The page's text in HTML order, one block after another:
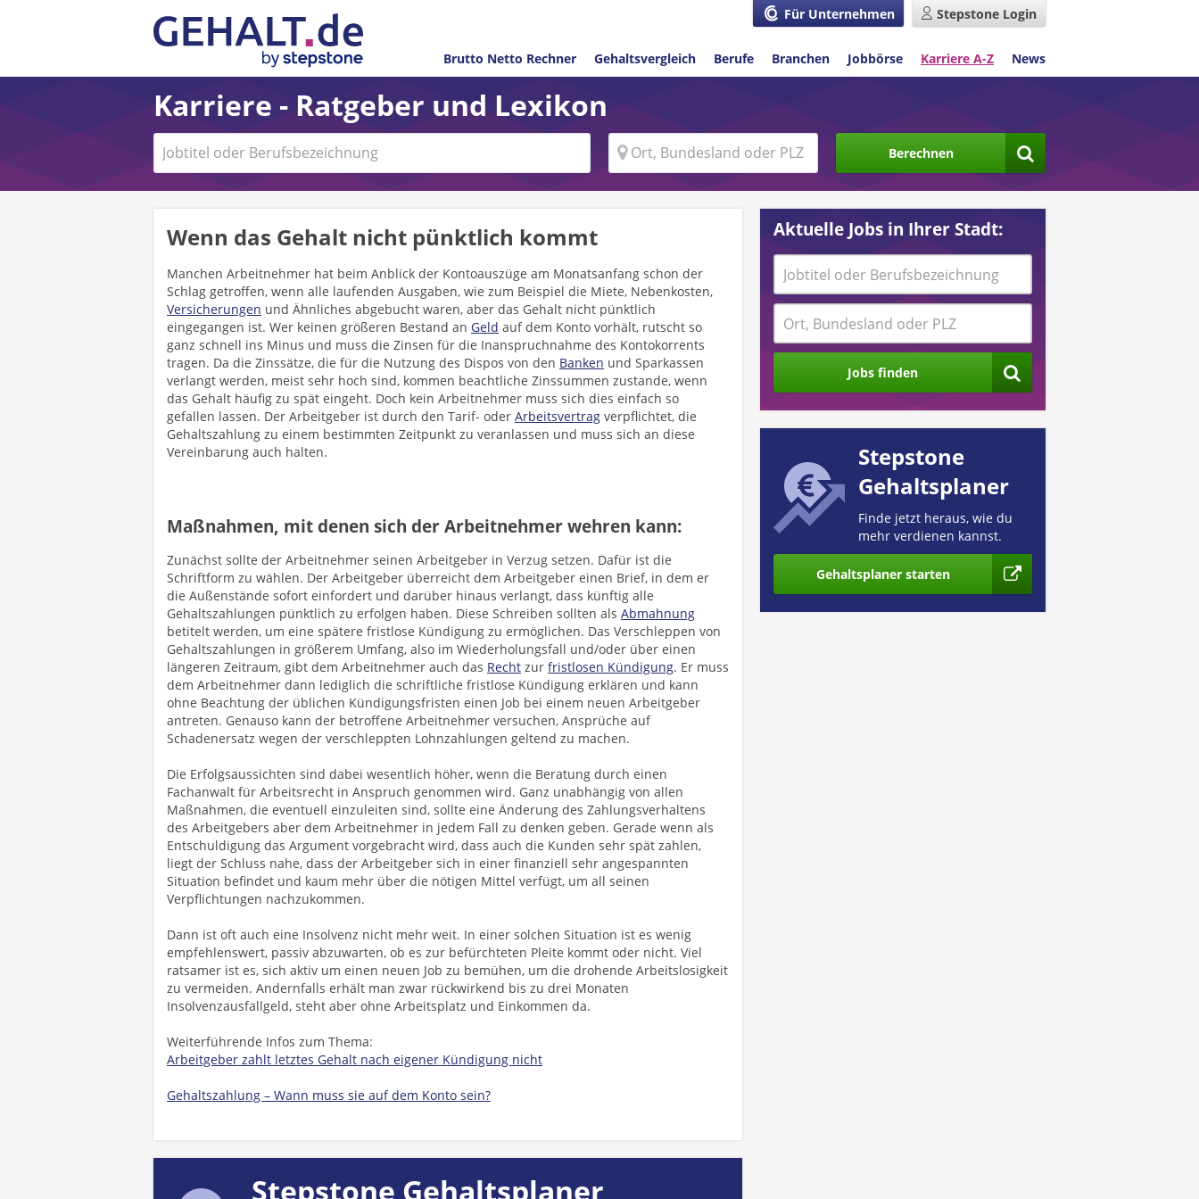
Für Unternehmen Stepstone Login
Brutto Netto Rechner Gehaltsvergleich Berufe Branchen Jobbörse Karriere A-Z News
Karriere - Ratgeber und Lexikon
Berechnen
Wenn das Gehalt nicht pünktlich kommt
Manchen Arbeitnehmer hat beim Anblick der Kontoauszüge am Monatsanfang schon der
Schlag getroffen, wenn alle laufenden Ausgaben, wie zum Beispiel die Miete, Nebenkosten,
Versicherungen und Ähnliches abgebucht waren, aber das Gehalt nicht pünktlich
eingegangen ist. Wer keinen größeren Bestand an Geld auf dem Konto vorhält, rutscht so
ganz schnell ins Minus und muss die Zinsen für die Inanspruchnahme des Kontokorrents
tragen. Da die Zinssätze, die für die Nutzung des Dispos von den Banken und Sparkassen
verlangt werden, meist sehr hoch sind, kommen beachtliche Zinssummen zustande, wenn
das Gehalt häufig zu spät eingeht. Doch kein Arbeitnehmer muss sich dies einfach so
gefallen lassen. Der Arbeitgeber ist durch den Tarif- oder Arbeitsvertrag verpflichtet, die
Gehaltszahlung zu einem bestimmten Zeitpunkt zu veranlassen und muss sich an diese
Vereinbarung auch halten.
Maßnahmen, mit denen sich der Arbeitnehmer wehren kann:
Zunächst sollte der Arbeitnehmer seinen Arbeitgeber in Verzug setzen. Dafür ist die
Schriftform zu wählen. Der Arbeitgeber überreicht dem Arbeitgeber einen Brief, in dem er
die Außenstände sofort einfordert und darüber hinaus verlangt, dass künftig alle
Gehaltszahlungen pünktlich zu erfolgen haben. Diese Schreiben sollten als Abmahnung
betitelt werden, um eine spätere fristlose Kündigung zu ermöglichen. Das Verschleppen von
Gehaltszahlungen in größerem Umfang, also im Wiederholungsfall und/oder über einen
längeren Zeitraum, gibt dem Arbeitnehmer auch das Recht zur fristlosen Kündigung. Er muss
dem Arbeitnehmer dann lediglich die schriftliche fristlose Kündigung erklären und kann
ohne Beachtung der üblichen Kündigungsfristen einen Job bei einem neuen Arbeitgeber
antreten. Genauso kann der betroffene Arbeitnehmer versuchen, Ansprüche auf
Schadenersatz wegen der verschleppten Lohnzahlungen geltend zu machen.
Die Erfolgsaussichten sind dabei wesentlich höher, wenn die Beratung durch einen
Fachanwalt für Arbeitsrecht in Anspruch genommen wird. Ganz unabhängig von allen
Maßnahmen, die eventuell einzuleiten sind, sollte eine Änderung des Zahlungsverhaltens
des Arbeitgebers aber dem Arbeitnehmer in jedem Fall zu denken geben. Gerade wenn als
Entschuldigung das Argument vorgebracht wird, dass auch die Kunden sehr spät zahlen,
liegt der Schluss nahe, dass der Arbeitgeber sich in einer finanziell sehr angespannten
Situation befindet und kaum mehr über die nötigen Mittel verfügt, um all seinen
Verpflichtungen nachzukommen.
Dann ist oft auch eine Insolvenz nicht mehr weit. In einer solchen Situation ist es wenig
empfehlenswert, passiv abzuwarten, ob es zur befürchteten Pleite kommt oder nicht. Viel
ratsamer ist es, sich aktiv um einen neuen Job zu bemühen, um die drohende Arbeitslosigkeit
zu vermeiden. Andernfalls erhält man zwar rückwirkend bis zu drei Monaten
Insolvenzausfallgeld, steht aber ohne Arbeitsplatz und Einkommen da.
Weiterführende Infos zum Thema:
Arbeitgeber zahlt letztes Gehalt nach eigener Kündigung nicht
Gehaltszahlung – Wann muss sie auf dem Konto sein?
Stepstone Gehaltsplaner
Aktuelle Jobs in Ihrer Stadt:
Jobs finden
Stepstone
Gehaltsplaner
Finde jetzt heraus, wie du
mehr verdienen kannst.
Gehaltsplaner starten